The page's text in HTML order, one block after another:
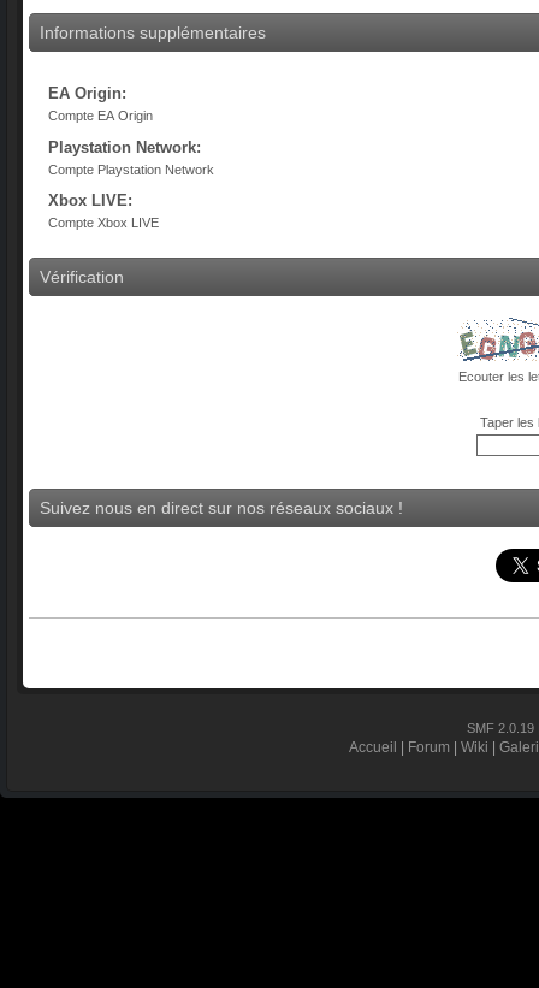
Informations supplémentaires
EA Origin:
Compte EA Origin
Playstation Network:
Compte Playstation Network
Xbox LIVE:
Compte Xbox LIVE
Vérification
Ecouter les
Taper les
Suivez nous en direct sur nos réseaux sociaux !
SMF 2.0.19
Accueil | Forum | Wiki |